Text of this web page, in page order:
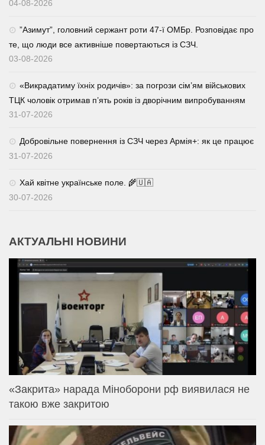
04-08-2026
⁨”Азимут”, головний сержант роти 47-ї ОМБр. Розповідає про
те, що люди все активніше повертаються із СЗЧ.
03-08-2026
«Викрадатиму їхніх родичів»: за погрози сім’ям військових
ТЦК чоловік отримав п’ять років із дворічним випробуванням
31-07-2026
Добровільне повернення із СЗЧ через Армія+: як це працює
31-07-2026
Хай квітне українське поле. 🌾🇺🇦
30-07-2026
АКТУАЛЬНІ НОВИНИ
«Закрита» нарада Міноборони рф виявилася не
такою вже закритою